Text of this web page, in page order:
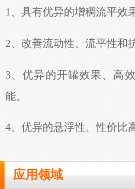
1、具有优异的增稠流平效
2、改善流动性、流平性和
3、优异的开罐效果、高
能。
4、优异的悬浮性、性价比
应用领域